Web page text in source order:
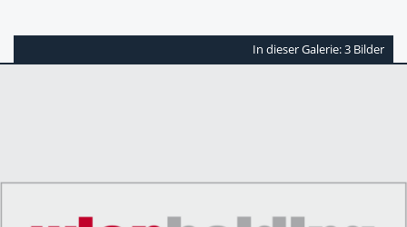
In dieser Galerie: 3 Bilder